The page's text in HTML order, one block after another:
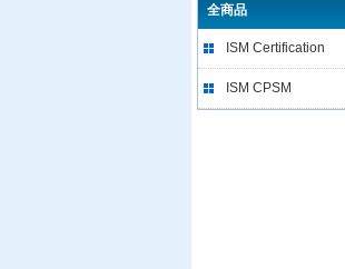
全商品
ISM Certification
ISM CPSM